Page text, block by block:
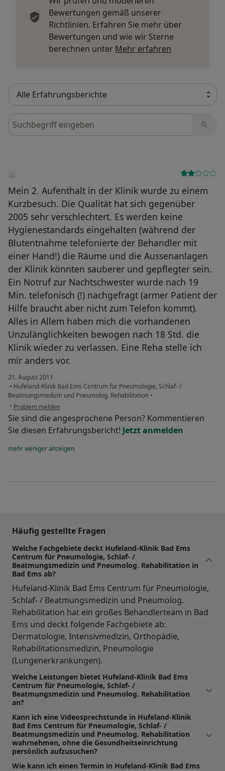
Bewertungen gemäß unserer
Richtlinien. Erfahren Sie mehr über
Bewertungen und wie wir Sterne
berechnen unter Mehr erfahren
Bewertungen durchsuchen
Mein 2. Aufenthalt in der Klinik wurde zu einem
Kurzbesuch. Die Qualität hat sich gegenüber
2005 sehr verschlechtert. Es werden keine
Hygienestandards eingehalten (während der
Blutentnahme telefonierte der Behandler mit
einer Hand!) die Räume und die Aussenanlagen
der Klinik könnten sauberer und gepflegter sein.
Ein Notruf zur Nachtschwester wurde nach 19
Min. telefonisch (!) nachgefragt (armer Patient der
Hilfe braucht aber nicht zum Telefon kommt).
Alles in Allem haben mich die vorhandenen
Unzulänglichkeiten bewogen nach 18 Std. die
Klinik wieder zu verlassen. Eine Reha stelle ich
mir anders vor.
21. August 2011
• Hufeland-Klinik Bad Ems Centrum für Pneumologie, Schlaf- /
Beatmungsmedizin und Pneumolog. Rehabilitation •
• Problem melden
Sie sind die angesprochene Person? Kommentieren
Sie diesen Erfahrungsbericht! Jetzt anmelden
mehrwenigeranzeigen
Häufig gestellte Fragen
Welche Fachgebiete deckt Hufeland-Klinik Bad Ems
Centrum für Pneumologie, Schlaf- /
Beatmungsmedizin und Pneumolog. Rehabilitation in
Bad Ems ab?
Hufeland-Klinik Bad Ems Centrum für Pneumologie,
Schlaf- / Beatmungsmedizin und Pneumolog.
Rehabilitation hat ein großes Behandlerteam in Bad
Ems und deckt folgende Fachgebiete ab:
Dermatologie, Intensivmedizin, Orthopädie,
Rehabilitationsmedizin, Pneumologie
(Lungenerkrankungen).
Welche Leistungen bietet Hufeland-Klinik Bad Ems
Centrum für Pneumologie, Schlaf- /
Beatmungsmedizin und Pneumolog. Rehabilitation
an?
Kann ich eine Videosprechstunde in Hufeland-Klinik
Bad Ems Centrum für Pneumologie, Schlaf- /
Beatmungsmedizin und Pneumolog. Rehabilitation
wahrnehmen, ohne die Gesundheitseinrichtung
persönlich aufzusuchen?
Wie kann ich einen Termin in Hufeland-Klinik Bad Ems